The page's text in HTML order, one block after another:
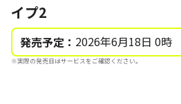
イプ2
発売予定： 2026年6月18日 0時
※実際の発売日はサービスをご確認ください。